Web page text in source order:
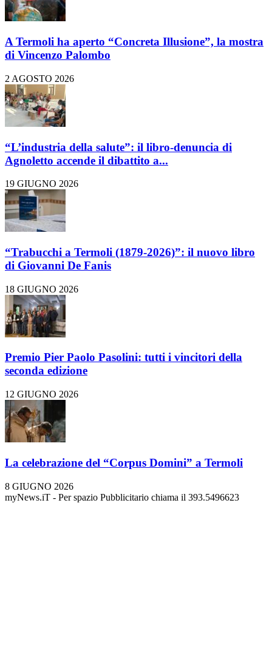
A Termoli ha aperto “Concreta Illusione”, la mostra
di Vincenzo Palombo
2 AGOSTO 2026
“L’industria della salute”: il libro-denuncia di
Agnoletto accende il dibattito a...
19 GIUGNO 2026
“Trabucchi a Termoli (1879-2026)”: il nuovo libro
di Giovanni De Fanis
18 GIUGNO 2026
Premio Pier Paolo Pasolini: tutti i vincitori della
seconda edizione
12 GIUGNO 2026
La celebrazione del “Corpus Domini” a Termoli
8 GIUGNO 2026
myNews.iT - Per spazio Pubblicitario chiama il 393.5496623